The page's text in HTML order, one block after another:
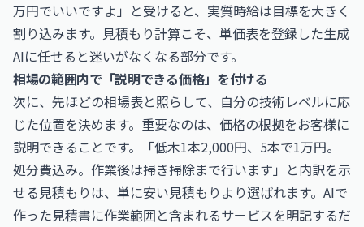
万円でいいですよ」と受けると、実質時給は目標を大きく
割り込みます。見積もり計算こそ、単価表を登録した生成
AIに任せると迷いがなくなる部分です。
相場の範囲内で「説明できる価格」を付ける
次に、先ほどの相場表と照らして、自分の技術レベルに応
じた位置を決めます。重要なのは、価格の根拠をお客様に
説明できることです。「低木1本2,000円、5本で1万円。
処分費込み。作業後は掃き掃除まで行います」と内訳を示
せる見積もりは、単に安い見積もりより選ばれます。AIで
作った見積書に作業範囲と含まれるサービスを明記するだ